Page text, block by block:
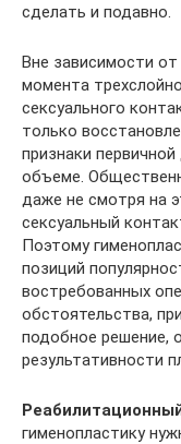
сделать и подавно.
Вне зависимости
момента
сексуального
только
признаки
объеме.
даже не смотря на
сексуальный
Поэтому
позиций
востребованных
обстоятельства,
подобное решение,
результативности
гименопластику